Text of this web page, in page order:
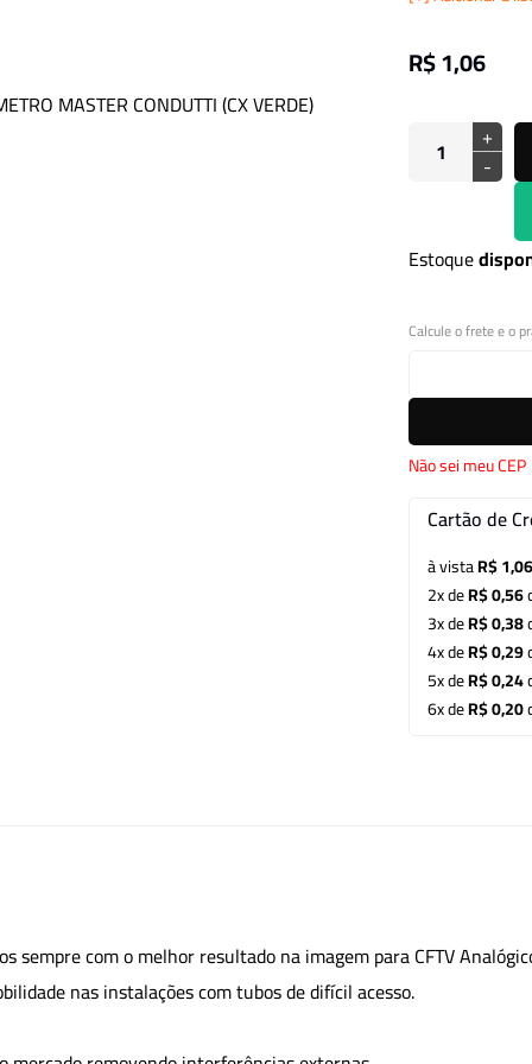
R$ 1,06
+
-
Estoque
Calcule o frete e o
Não sei meu CEP
Cartão de
à vistaR$ 1,06
2x deR$ 0,56
3x deR$ 0,38
4x deR$ 0,29
5x deR$ 0,24
6x deR$ 0,20
sempre com o melhor resultado na imagem para CFTV
nas instalações com tubos de difícil acesso.